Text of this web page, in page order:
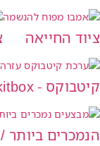
ציוד החייאה
קיטבוקס - kitbox
הנמכרים ביותר